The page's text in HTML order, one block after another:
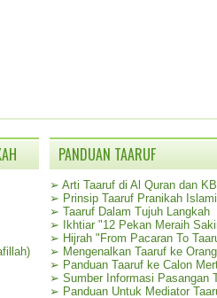
PANDUAN TAARUF
➢ Arti Taaruf di Al Quran dan
➢ Prinsip Taaruf Pranikah Islami
➢ Taaruf Dalam Tujuh Langkah
➢
Ikhtiar "12 Pekan Meraih
➢ Hijrah "From Pacaran To
➢ Mengenalkan Taaruf ke
➢ Panduan Taaruf ke Calon
➢ Sumber Informasi Pasangan
➢ Panduan Untuk Mediator